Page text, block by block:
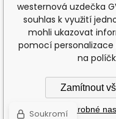
westernová uzdečka
souhlas k využití
mohli ukazovat
pomocí personalizace
na
Zamítnout
Podrobné
Soukromí